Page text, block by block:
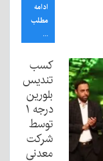
ادامه
مطلب
...
کسب
تندیس
بلورین
درجه ۱
توسط
شرکت
معدنی